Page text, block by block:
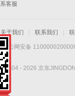
客服
关于我们 联系我们
京公网安备
2004 - 2026 京东